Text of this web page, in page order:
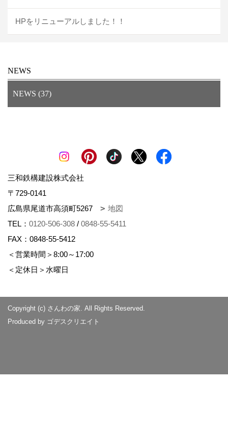
HPをリニューアルしました！！
NEWS
NEWS (37)
三和鉄構建設株式会社
〒729-0141
広島県尾道市高須町5267
地図
TEL： 0120-506-308 / 0848-55-5411
FAX：0848-55-5412
＜営業時間＞8:00～17:00
＜定休日＞水曜日
Copyright (c) さんわの家. All Rights Reserved.
Produced by ゴデスクリエイト